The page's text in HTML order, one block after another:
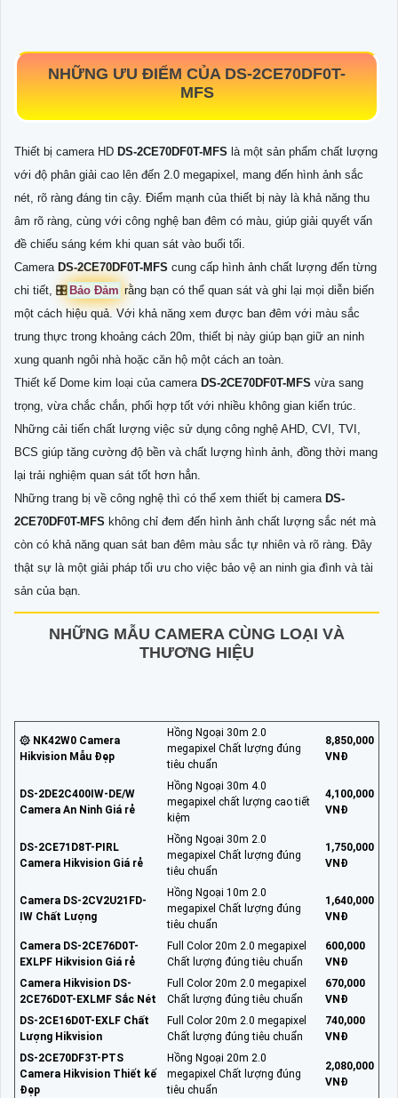
NHỮNG ƯU ĐIỂM CỦA DS-2CE70DF0T-
MFS
Thiết bị camera HD DS-2CE70DF0T-MFS là một sản phẩm chất lượng
với độ phân giải cao lên đến 2.0 megapixel, mang đến hình ảnh sắc
nét, rõ ràng đáng tin cậy. Điểm mạnh của thiết bị này là khả năng thu
âm rõ ràng, cùng với công nghệ ban đêm có màu, giúp giải quyết vấn
đề chiếu sáng kém khi quan sát vào buổi tối.
Camera DS-2CE70DF0T-MFS cung cấp hình ảnh chất lượng đến từng
chi tiết, 🎛 Bảo Đảm rằng bạn có thể quan sát và ghi lại mọi diễn biến
một cách hiệu quả. Với khả năng xem được ban đêm với màu sắc
trung thực trong khoảng cách 20m, thiết bị này giúp bạn giữ an ninh
xung quanh ngôi nhà hoặc căn hộ một cách an toàn.
Thiết kế Dome kim loại của camera DS-2CE70DF0T-MFS vừa sang
trọng, vừa chắc chắn, phối hợp tốt với nhiều không gian kiến trúc.
Những cải tiến chất lượng việc sử dụng công nghệ AHD, CVI, TVI,
BCS giúp tăng cường độ bền và chất lượng hình ảnh, đồng thời mang
lại trải nghiệm quan sát tốt hơn hẳn.
Những trang bị về công nghệ thì có thể xem thiết bị camera DS-
2CE70DF0T-MFS không chỉ đem đến hình ảnh chất lượng sắc nét mà
còn có khả năng quan sát ban đêm màu sắc tự nhiên và rõ ràng. Đây
thật sự là một giải pháp tối ưu cho việc bảo vệ an ninh gia đình và tài
sản của bạn.
NHỮNG MẪU CAMERA CÙNG LOẠI VÀ
THƯƠNG HIỆU
۞ NK42W0 Camera
Hikvision Mẫu Đẹp
Hồng Ngoại 30m 2.0
megapixel Chất lượng đúng
tiêu chuẩn
8,850,000
VNĐ
DS-2DE2C400IW-DE/W
Camera An Ninh Giá rẻ
Hồng Ngoại 30m 4.0
megapixel chất lượng cao tiết
kiệm
4,100,000
VNĐ
DS-2CE71D8T-PIRL
Camera Hikvision Giá rẻ
Hồng Ngoại 30m 2.0
megapixel Chất lượng đúng
tiêu chuẩn
1,750,000
VNĐ
Camera DS-2CV2U21FD-
IW Chất Lượng
Hồng Ngoại 10m 2.0
megapixel Chất lượng đúng
tiêu chuẩn
1,640,000
VNĐ
Camera DS-2CE76D0T-
EXLPF Hikvision Giá rẻ
Full Color 20m 2.0 megapixel
Chất lượng đúng tiêu chuẩn
600,000
VNĐ
Camera Hikvision DS-
2CE76D0T-EXLMF Sắc Nét
Full Color 20m 2.0 megapixel
Chất lượng đúng tiêu chuẩn
670,000
VNĐ
DS-2CE16D0T-EXLF Chất
Lượng Hikvision
Full Color 20m 2.0 megapixel
Chất lượng đúng tiêu chuẩn
740,000
VNĐ
DS-2CE70DF3T-PTS
Camera Hikvision Thiết kế
Đẹp
Hồng Ngoại 20m 2.0
megapixel Chất lượng đúng
tiêu chuẩn
2,080,000
VNĐ